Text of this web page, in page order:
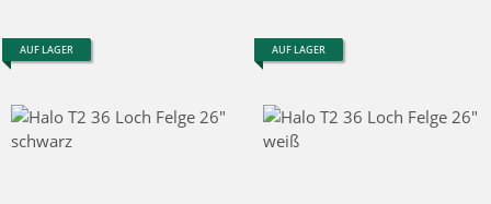
AUF LAGER AUF LAGER